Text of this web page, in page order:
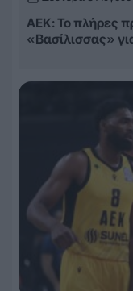
ΑΕΚ: Το πλήρες
«Βασίλισσας»